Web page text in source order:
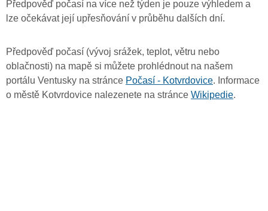
Předpověď počasí na více než týden je pouze výhledem a
lze očekávat její upřesňování v průběhu dalších dní.
Předpověď počasí (vývoj srážek, teplot, větru nebo
oblačnosti) na mapě si můžete prohlédnout na našem
portálu Ventusky na stránce Počasí - Kotvrdovice. Informace
o městě Kotvrdovice nalezenete na stránce Wikipedie.